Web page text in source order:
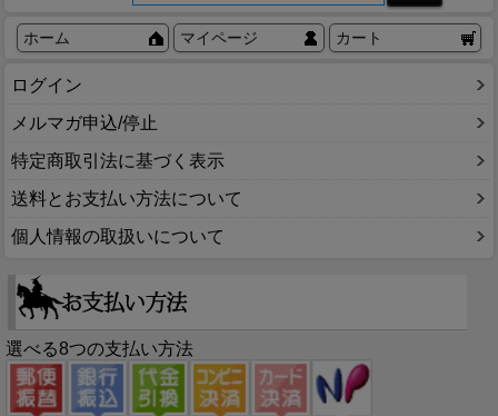
ホーム マイページ カート
ログイン
メルマガ申込/停止
特定商取引法に基づく表示
送料とお支払い方法について
個人情報の取扱いについて
選べる8つの支払い方法